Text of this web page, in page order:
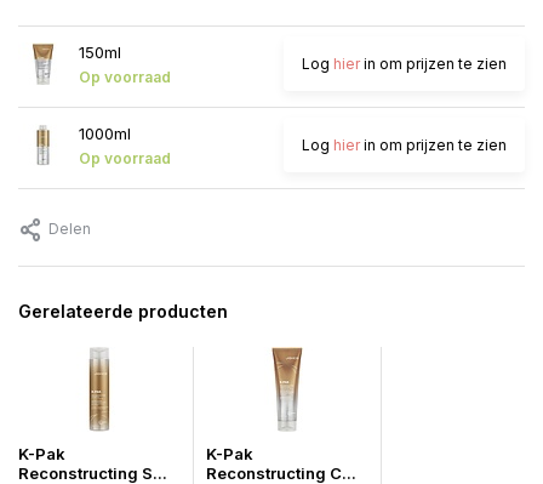
150ml
Op voorraad
Log hierin om prijzen te zien
1000ml
Op voorraad
Log hierin om prijzen te zien
Delen
Gerelateerde producten
K-Pak
Reconstructing S...
K-Pak
Reconstructing C...